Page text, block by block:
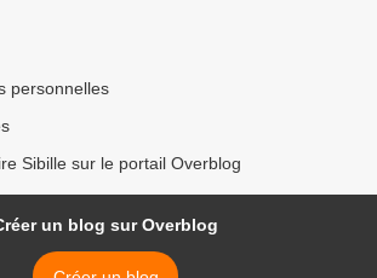
personnelles
Sibille sur le portail Overblog
un blog sur Overblog